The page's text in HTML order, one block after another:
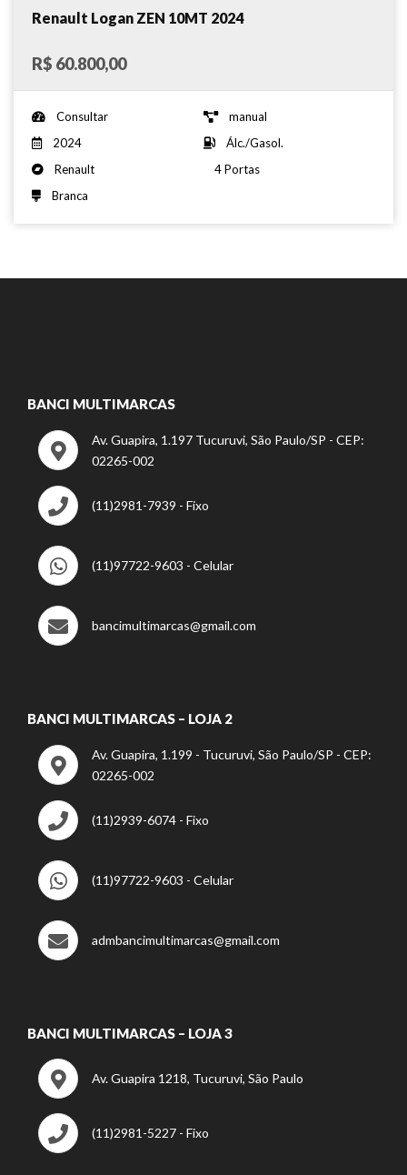
Renault Logan ZEN 10MT 2024
R$ 60.800,00
Consultar
manual
2024
Álc./Gasol.
Renault
4 Portas
Branca
BANCI MULTIMARCAS
Av. Guapira, 1.197 Tucuruvi, São Paulo/SP - CEP:
02265-002
(11)2981-7939 - Fixo
(11)97722-9603 - Celular
bancimultimarcas@gmail.com
BANCI MULTIMARCAS – LOJA 2
Av. Guapira, 1.199 - Tucuruvi, São Paulo/SP - CEP:
02265-002
(11)2939-6074 - Fixo
(11)97722-9603 - Celular
admbancimultimarcas@gmail.com
BANCI MULTIMARCAS – LOJA 3
Av. Guapira 1218, Tucuruvi, São Paulo
(11)2981-5227 - Fixo